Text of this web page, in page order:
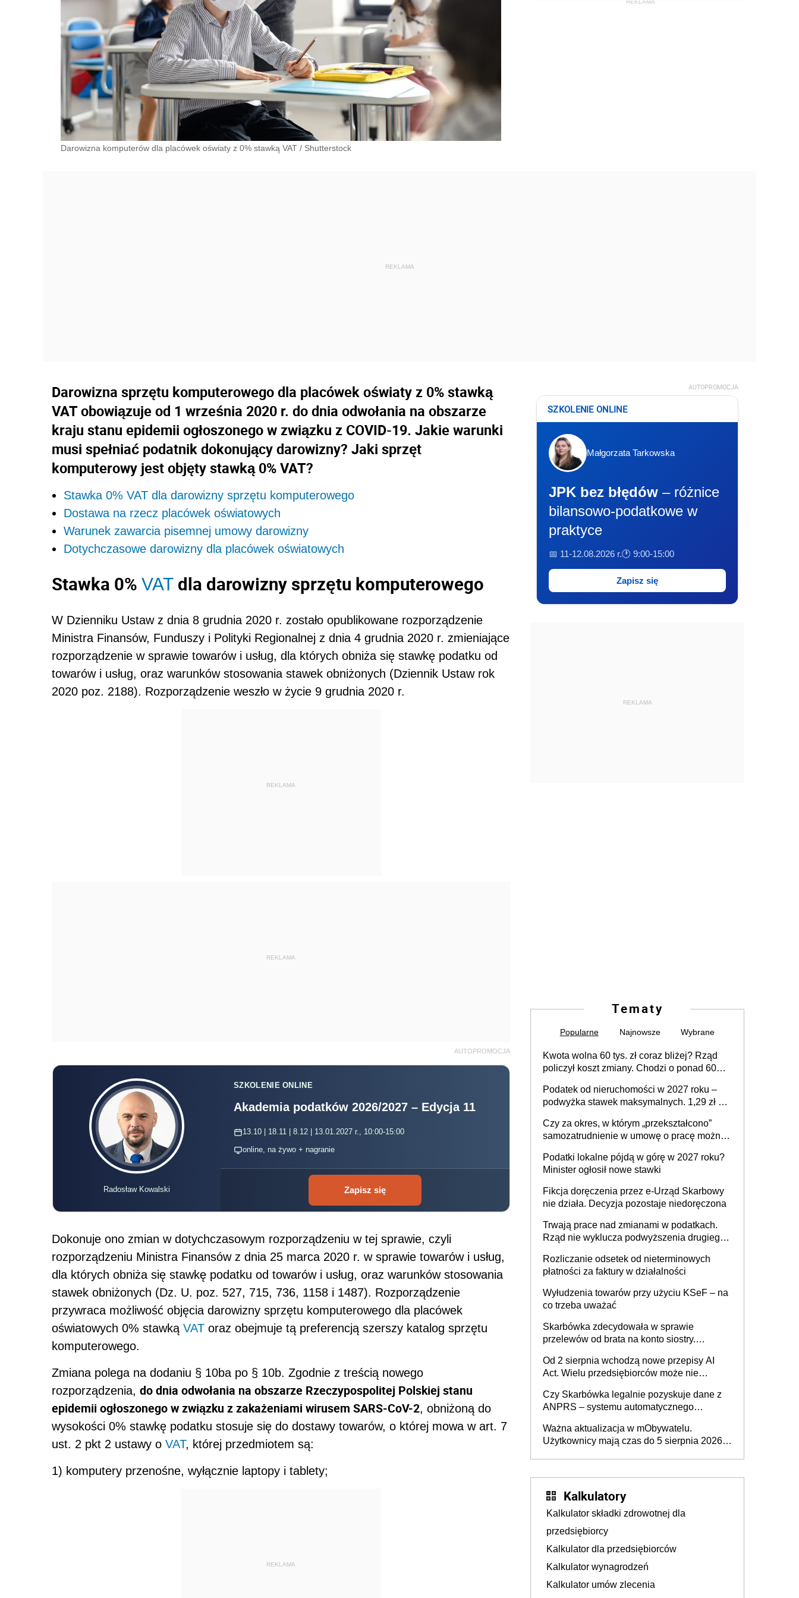
Darowizna komputerów dla placówek oświaty z 0% stawką VAT / Shutterstock
Darowizna sprzętu komputerowego dla placówek oświaty z 0% stawką
VAT obowiązuje od 1 września 2020 r. do dnia odwołania na obszarze
kraju stanu epidemii ogłoszonego w związku z COVID-19. Jakie warunki
musi spełniać podatnik dokonujący darowizny? Jaki sprzęt
komputerowy jest objęty stawką 0% VAT?
Stawka 0% VAT dla darowizny sprzętu komputerowego
Dostawa na rzecz placówek oświatowych
Warunek zawarcia pisemnej umowy darowizny
Dotychczasowe darowizny dla placówek oświatowych
Stawka 0% VAT dla darowizny sprzętu komputerowego
W Dzienniku Ustaw z dnia 8 grudnia 2020 r. zostało opublikowane rozporządzenie
Ministra Finansów, Funduszy i Polityki Regionalnej z dnia 4 grudnia 2020 r. zmieniające
rozporządzenie w sprawie towarów i usług, dla których obniża się stawkę podatku od
towarów i usług, oraz warunków stosowania stawek obniżonych (Dziennik Ustaw rok
2020 poz. 2188). Rozporządzenie weszło w życie 9 grudnia 2020 r.
REKLAMA
REKLAMA
AUTOPROMOCJA
Radosław Kowalski
SZKOLENIE ONLINE
Akademia podatków 2026/2027 – Edycja 11
13.10 | 18.11 | 8.12 | 13.01.2027 r., 10:00-15:00
online, na żywo + nagranie
Zapisz się
Dokonuje ono zmian w dotychczasowym rozporządzeniu w tej sprawie, czyli
rozporządzeniu Ministra Finansów z dnia 25 marca 2020 r. w sprawie towarów i usług,
dla których obniża się stawkę podatku od towarów i usług, oraz warunków stosowania
stawek obniżonych (Dz. U. poz. 527, 715, 736, 1158 i 1487). Rozporządzenie
przywraca możliwość objęcia darowizny sprzętu komputerowego dla placówek
oświatowych 0% stawką VAT oraz obejmuje tą preferencją szerszy katalog sprzętu
komputerowego.
Zmiana polega na dodaniu § 10ba po § 10b. Zgodnie z treścią nowego
rozporządzenia, do dnia odwołania na obszarze Rzeczypospolitej Polskiej stanu
epidemii ogłoszonego w związku z zakażeniami wirusem SARS-CoV-2, obniżoną do
wysokości 0% stawkę podatku stosuje się do dostawy towarów, o której mowa w art. 7
ust. 2 pkt 2 ustawy o VAT, której przedmiotem są:
1) komputery przenośne, wyłącznie laptopy i tablety;
REKLAMA
AUTOPROMOCJA
SZKOLENIE ONLINE
Małgorzata Tarkowska
JPK bez błędów – różnice
bilansowo-podatkowe w
praktyce
📅 11-12.08.2026 r.🕐 9:00-15:00
Zapisz się
REKLAMA
Tematy
Popularne Najnowsze Wybrane
Kwota wolna 60 tys. zł coraz bliżej? Rząd
policzył koszt zmiany. Chodzi o ponad 60
Podatek od nieruchomości w 2027 roku –
podwyżka stawek maksymalnych. 1,29 zł za
budynków i lokali związanych z
prowadzeniem działalności gospodarczej
Czy za okres, w którym „przekształcono”
samozatrudnienie w umowę o pracę można
umowy cywilnoprawnej jedynym
racjonalnym wyjściem
Podatki lokalne pójdą w górę w 2027 roku?
Minister ogłosił nowe stawki
Fikcja doręczenia przez e-Urząd Skarbowy
nie działa. Decyzja pozostaje niedoręczona
Trwają prace nad zmianami w podatkach.
Rząd nie wyklucza podwyższenia drugiego
Rozliczanie odsetek od nieterminowych
płatności za faktury w działalności
Wyłudzenia towarów przy użyciu KSeF – na
co trzeba uważać
Skarbówka zdecydowała w sprawie
przelewów od brata na konto siostry.
darowizna, ale podatku jednak nie będzie
Od 2 sierpnia wchodzą nowe przepisy AI
Act. Wielu przedsiębiorców może nie
Czy Skarbówka legalnie pozyskuje dane z
ANPRS – systemu automatycznego
pojazdów z kamer drogowych?
Ważna aktualizacja w mObywatelu.
Użytkownicy mają czas do 5 sierpnia 2026
Kalkulatory
Kalkulator składki zdrowotnej dla
przedsiębiorcy
Kalkulator dla przedsiębiorców
Kalkulator wynagrodzeń
Kalkulator umów zlecenia